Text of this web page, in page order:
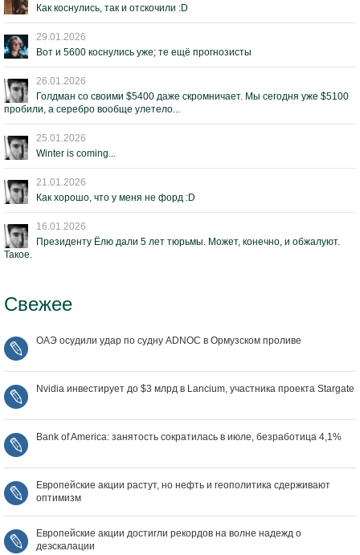
Как коснулись, так и отскочили :D
29.01.2026
Вот и 5600 коснулись уже; те ещё прогнозисты
26.01.2026
Голдман со своими $5400 даже скромничает. Мы сегодня уже $5100
пробили, а серебро вообще улетело...
25.01.2026
Winter is coming...
21.01.2026
Как хорошо, что у меня не форд :D
16.01.2026
Президенту Ёлю дали 5 лет тюрьмы. Может, конечно, и обжалуют.
Такое.
Свежее
ОАЭ осудили удар по судну ADNOC в Ормузском проливе
Nvidia инвестирует до $3 млрд в Lancium, участника проекта Stargate
Bank of America: занятость сократилась в июле, безработица 4,1%
Европейские акции растут, но нефть и геополитика сдерживают
оптимизм
Европейские акции достигли рекордов на волне надежд о
деэскалации